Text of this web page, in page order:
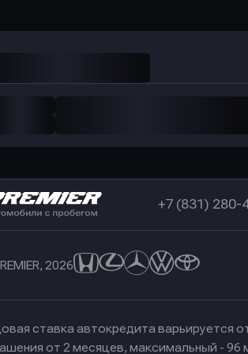
+7 (831) 280-
2026
ставка автокредита варьируется
от 2 месяцев, максимальный - 96